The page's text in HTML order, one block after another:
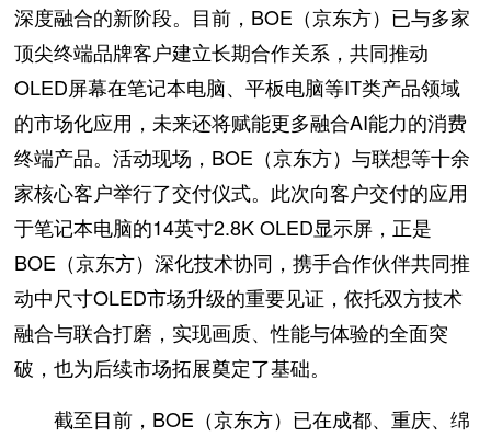
深度融合的新阶段。目前，BOE（京东方）已与多家
顶尖终端品牌客户建立长期合作关系，共同推动
OLED屏幕在笔记本电脑、平板电脑等IT类产品领域
的市场化应用，未来还将赋能更多融合AI能力的消费
终端产品。活动现场，BOE（京东方）与联想等十余
家核心客户举行了交付仪式。此次向客户交付的应用
于笔记本电脑的14英寸2.8K OLED显示屏，正是
BOE（京东方）深化技术协同，携手合作伙伴共同推
动中尺寸OLED市场升级的重要见证，依托双方技术
融合与联合打磨，实现画质、性能与体验的全面突
破，也为后续市场拓展奠定了基础。
截至目前，BOE（京东方）已在成都、重庆、绵